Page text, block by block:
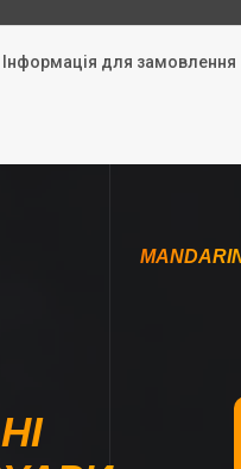
Інформація для замовлення